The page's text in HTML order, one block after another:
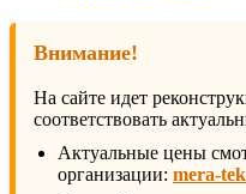
Внимание!
На сайте идет
соответствовать
Актуальные цены
организации: mera-